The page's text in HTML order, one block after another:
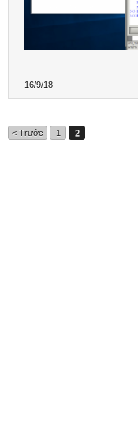
16/9/18
< Trước
1 2